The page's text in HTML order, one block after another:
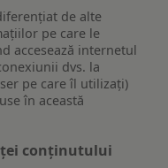
de alte
pe care le
accesează internetul
dvs. la
pe care îl utilizați)
în această
conținutului